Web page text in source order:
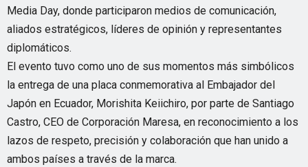
Media Day, donde participaron medios de comunicación,
aliados estratégicos, líderes de opinión y representantes
diplomáticos.
El evento tuvo como uno de sus momentos más simbólicos
la entrega de una placa conmemorativa al Embajador del
Japón en Ecuador, Morishita Keiichiro, por parte de Santiago
Castro, CEO de Corporación Maresa, en reconocimiento a los
lazos de respeto, precisión y colaboración que han unido a
ambos países a través de la marca.